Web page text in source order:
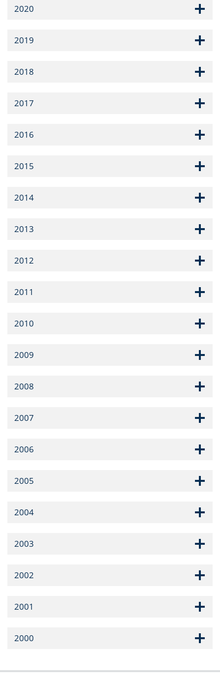
2020
2019
2018
2017
2016
2015
2014
2013
2012
2011
2010
2009
2008
2007
2006
2005
2004
2003
2002
2001
2000